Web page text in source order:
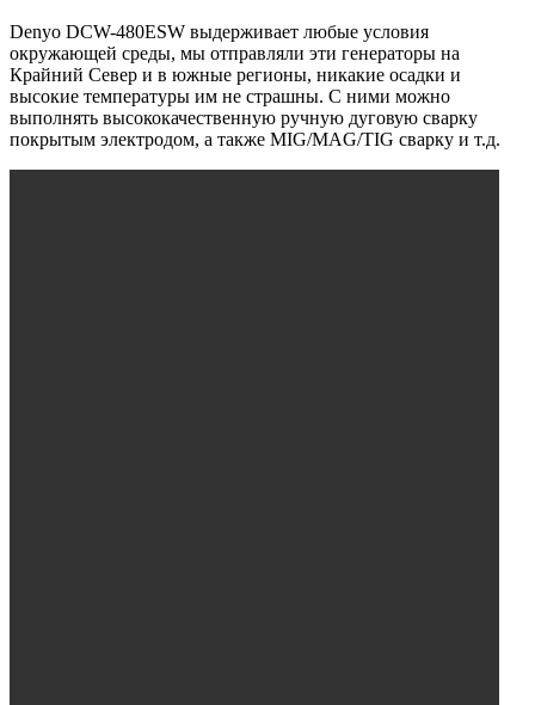
Denyo DCW-480ESW выдерживает любые условия
окружающей среды, мы отправляли эти генераторы на
Крайний Север и в южные регионы, никакие осадки и
высокие температуры им не страшны. С ними можно
выполнять высококачественную ручную дуговую сварку
покрытым электродом, а также MIG/MAG/TIG сварку и т.д.